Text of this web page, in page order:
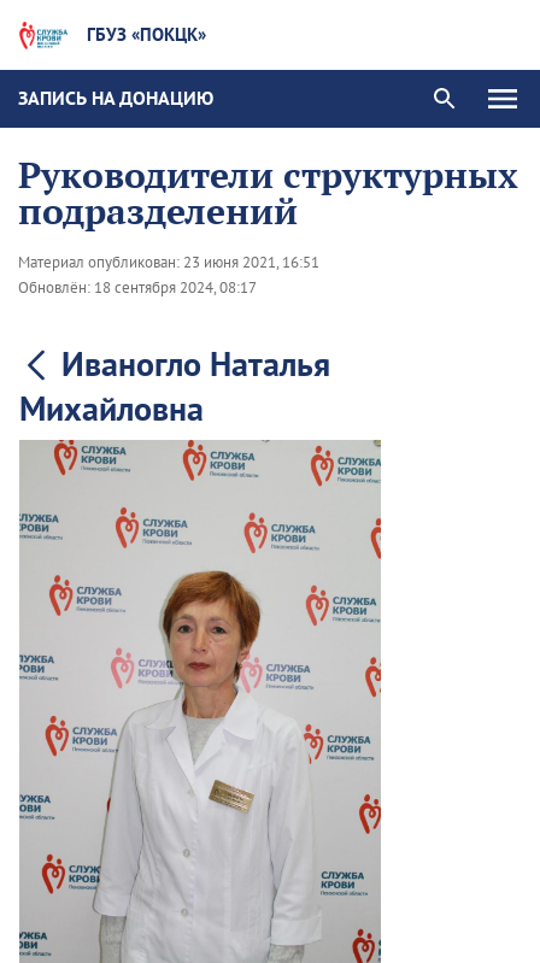
ГБУЗ «ПОКЦК»
ЗАПИСЬ НА ДОНАЦИЮ
Руководители структурных
подразделений
Материал опубликован: 23 июня 2021, 16:51
Обновлён: 18 сентября 2024, 08:17
Иваногло Наталья
Михайловна